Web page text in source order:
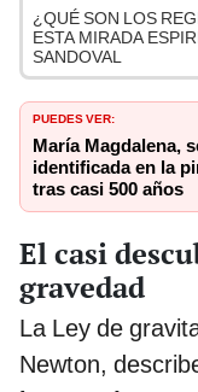
¿QUÉ SON LOS
ESTA MIRADA
SANDOVAL
PUEDES VER:
María Magdalena,
identificada en la
tras casi 500 años
El casi
gravedad
La Ley de
Newton,